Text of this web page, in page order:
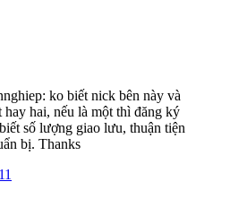
ko biết nick bên này và
hai, nếu là một thì đăng ký
số lượng giao lưu, thuận tiện
bị. Thanks